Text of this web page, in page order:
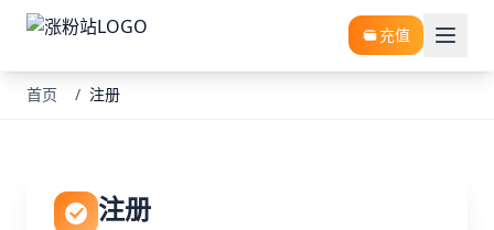
充值
首页 / 注册
注册